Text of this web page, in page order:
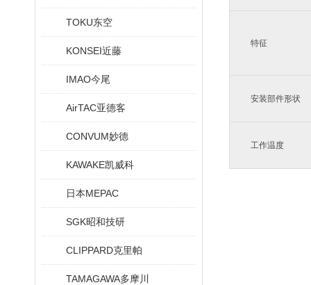
TOKU东空
KONSEI近藤
IMAO今尾
AirTAC亚德客
CONVUM妙德
KAWAKE凯威科
日本MEPAC
SGK昭和技研
CLIPPARD克里帕
TAMAGAWA多摩川
特征
安装部件形状
工作温度